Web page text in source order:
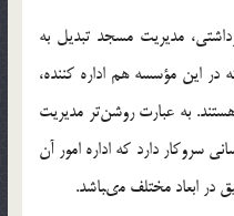
مديريت مسجد تبديل به
اين مؤسسه هم اداره كننده،
به عبارت روشن‌تر مديريت
سروكار دارد كه اداره امور آن
در ابعاد مختلف مى‏باشد.